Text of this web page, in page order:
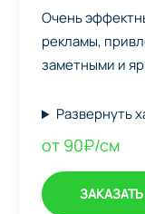
Очень
рекламы,
заметными и
Развернуть
от 90₽/см